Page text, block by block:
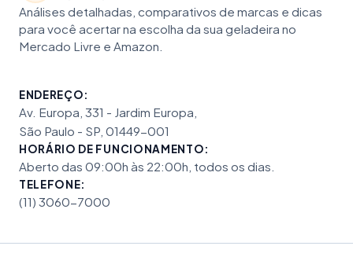
Análises detalhadas, comparativos de marcas e dicas
para você acertar na escolha da sua geladeira no
Mercado Livre e Amazon.
ENDEREÇO:
Av. Europa, 331 - Jardim Europa,
São Paulo - SP, 01449-001
HORÁRIO DE FUNCIONAMENTO:
Aberto das 09:00h às 22:00h, todos os dias.
TELEFONE:
(11) 3060-7000